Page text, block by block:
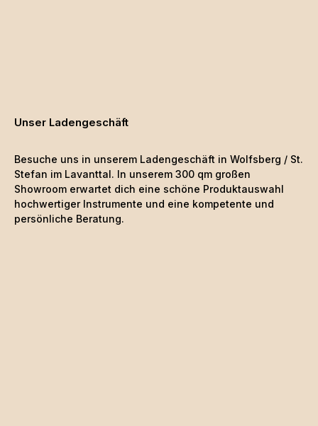
Unser Ladengeschäft
Besuche uns in unserem Ladengeschäft in Wolfsberg / St.
Stefan im Lavanttal. In unserem 300 qm großen
Showroom erwartet dich eine schöne Produktauswahl
hochwertiger Instrumente und eine kompetente und
persönliche Beratung.